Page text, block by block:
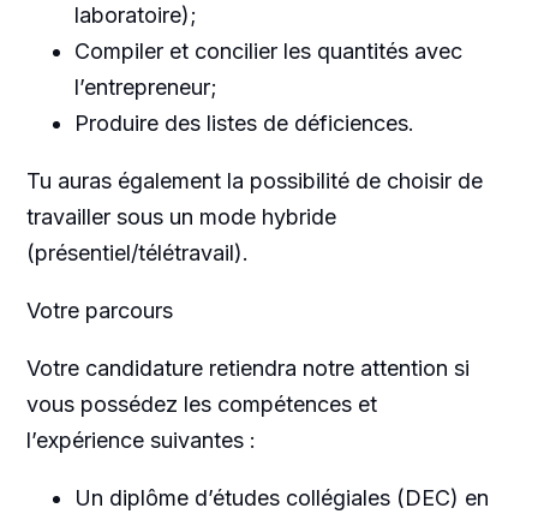
laboratoire);
Compiler et concilier les quantités avec
l’entrepreneur;
Produire des listes de déficiences.
Tu auras également la possibilité de choisir de
travailler sous un mode hybride
(présentiel/télétravail).
Votre parcours
Votre candidature retiendra notre attention si
vous possédez les compétences et
l’expérience suivantes :
Un diplôme d’études collégiales (DEC) en